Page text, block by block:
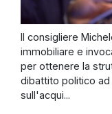
Il consigliere
immobiliare e
per ottenere la
dibattito politico
sull'acqui...